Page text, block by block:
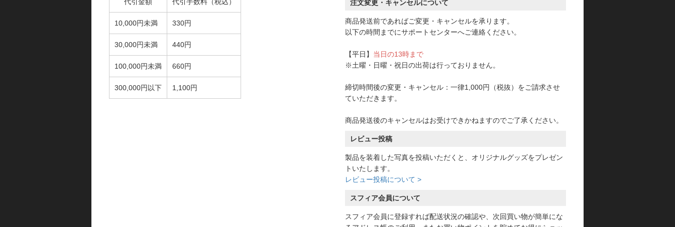
10,000円未満 330円
30,000円未満 440円
100,000円未満 660円
300,000円以下 1,100円
注文変更・キャンセルについて
商品発送前であればご変更・キャンセルを承ります。
以下の時間までにサポートセンターへご連絡ください。
【平日】 当日の13時まで
※土曜・日曜・祝日の出荷は行っておりません。
締切時間後の変更・キャンセル：一律1,000円（税抜）をご請求させ
ていただきます。
商品発送後のキャンセルはお受けできかねますのでご了承ください。
レビュー投稿
製品を装着した写真を投稿いただくと、オリジナルグッズをプレゼン
トいたします。
レビュー投稿について >
スフィア会員について
スフィア会員に登録すれば配送状況の確認や、次回買い物が簡単にな